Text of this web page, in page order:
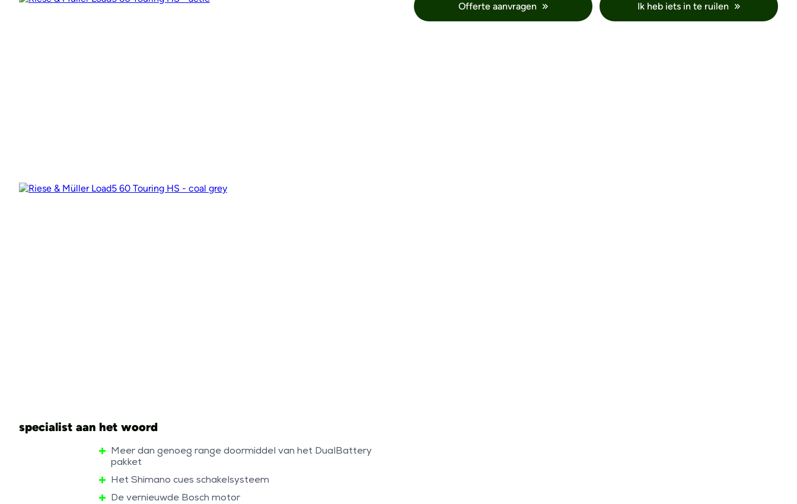
specialist aan het woord
Meer dan genoeg range doormiddel van het DualBattery
pakket
Het Shimano cues schakelsysteem
De vernieuwde Bosch motor
Offerte aanvragen Ik heb iets in te ruilen